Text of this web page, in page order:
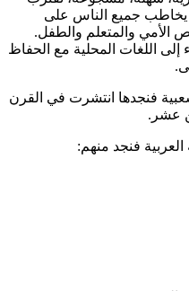
يخاطب جميع الناس على
الأمي والمتعلم والطفل.
اللغات المحلية مع الحفاظ
فنجدها انتشرت في القرن
عشر.
فنجد منهم: